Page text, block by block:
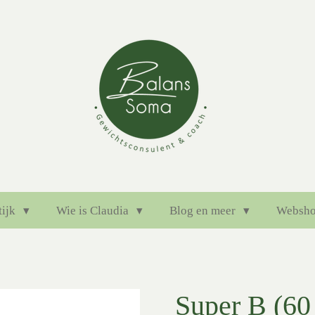
Wie is Claudia Blog en meer
Super B